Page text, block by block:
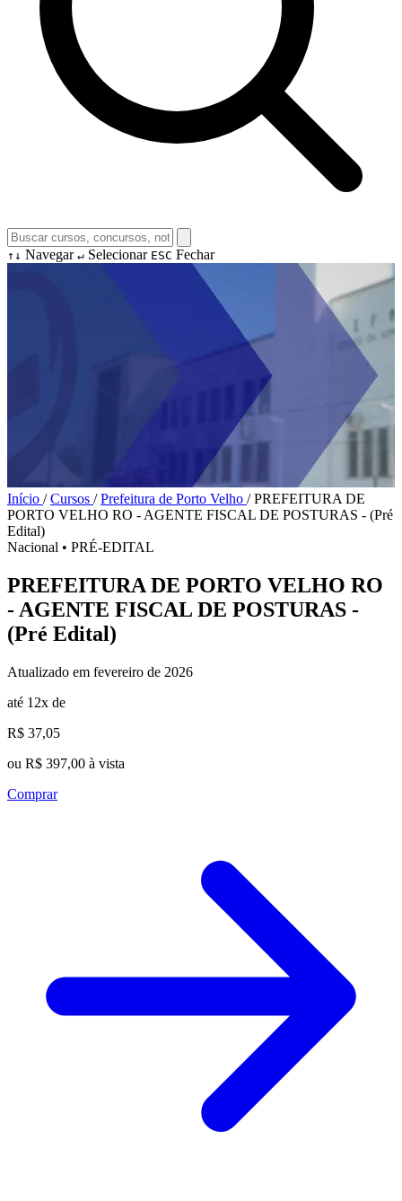
↑↓ Navegar ↵ Selecionar ESC Fechar
Início / Cursos / Prefeitura de Porto Velho / PREFEITURA DE
PORTO VELHO RO - AGENTE FISCAL DE POSTURAS - (Pré
Edital)
Nacional • PRÉ-EDITAL
PREFEITURA DE PORTO VELHO RO
- AGENTE FISCAL DE POSTURAS -
(Pré Edital)
Atualizado em fevereiro de 2026
até 12x de
R$ 37,05
ou R$ 397,00 à vista
Comprar